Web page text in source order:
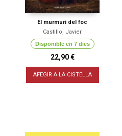
El murmuri del foc
Castillo, Javier
Disponible en 7 dies
22,90 €
AFEGIR A LA CISTELLA